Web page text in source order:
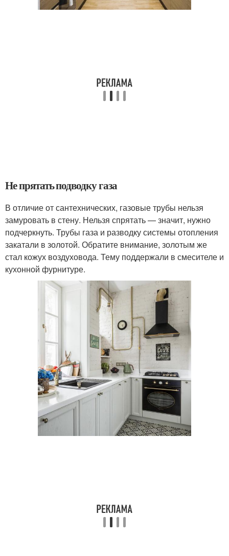
Не прятать подводку газа
В отличие от сантехнических, газовые трубы нельзя
замуровать в стену. Нельзя спрятать — значит, нужно
подчеркнуть. Трубы газа и разводку системы отопления
закатали в золотой. Обратите внимание, золотым же
стал кожух воздуховода. Тему поддержали в смесителе и
кухонной фурнитуре.